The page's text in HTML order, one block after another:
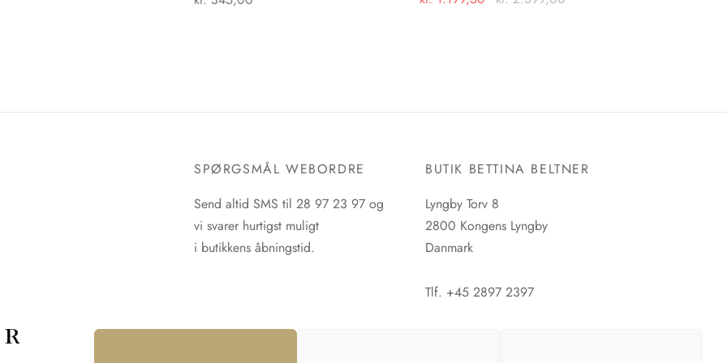
Mulighederne
vælges
varesiden
SPØRGSMÅL WEBORDRE
Send altid SMS til 28 97 23 97 og
vi svarer hurtigst muligt
i butikkens åbningstid.
BUTIK BETTINA BELTNER
Lyngby Torv 8
2800 Kongens Lyngby
Danmark
Tlf. +45 2897 2397